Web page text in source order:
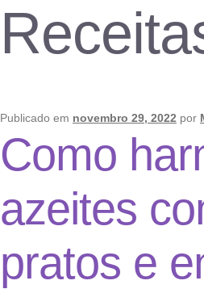
Publicado em novembro 29, 2022 por
Como
azeites
pratos e